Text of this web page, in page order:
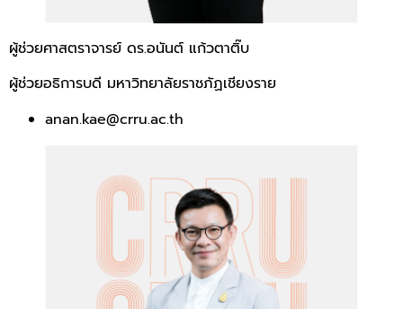
ผู้ช่วยศาสตราจารย์ ดร.อนันต์ แก้วตาติ๊บ
ผู้ช่วยอธิการบดี มหาวิทยาลัยราชภัฏเชียงราย
anan.kae@crru.ac.th